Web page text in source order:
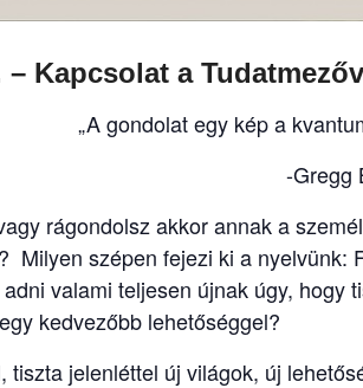
Kapcsolat a
„A gondolat egy kép a
-Gregg
rágondolsz akkor annak a
Milyen szépen fejezi ki a nyelvünk:
valami teljesen újnak úgy,
kedvezőbb lehetőséggel?
tiszta jelenléttel új világok, új